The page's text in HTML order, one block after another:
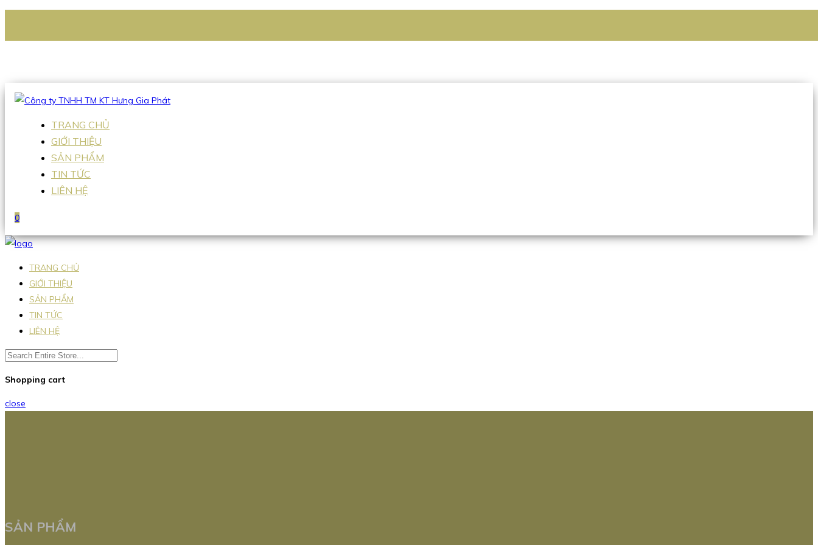
Hotline:0938 336 079
TRANG CHỦ
GIỚI THIỆU
SẢN PHẨM
TIN TỨC
LIÊN HỆ
0
TRANG CHỦ
GIỚI THIỆU
SẢN PHẨM
TIN TỨC
LIÊN HỆ
Shopping cart
close
SẢN PHẨM